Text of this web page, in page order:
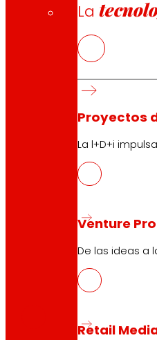
La
Proyectos
La l+D+i
Venture
De las ideas a
Retail